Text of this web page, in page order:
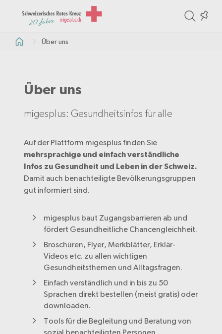
Über uns
Über uns
migesplus: Gesundheitsinfos für alle
Auf der Plattform migesplus finden Sie
mehrsprachige und einfach verständliche
Infos zu Gesundheit und Leben in der Schweiz.
Damit auch benachteiligte Bevölkerungsgruppen
gut informiert sind.
migesplus baut Zugangsbarrieren ab und
fördert Gesundheitliche Chancengleichheit.
Broschüren, Flyer, Merkblätter, Erklär-
Videos etc. zu allen wichtigen
Gesundheitsthemen und Alltagsfragen.
Einfach verständlich und in bis zu 50
Sprachen direkt bestellen (meist gratis) oder
downloaden.
Tools für die Begleitung und Beratung von